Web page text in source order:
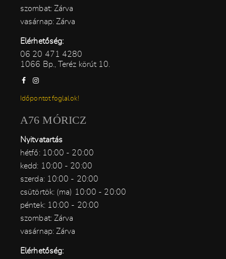
szombat: Zárva
vasárnap: Zárva
Elérhetőség:
06 20 471 4280
1066 Bp., Teréz körút 10.
Időpontot foglalok!
A76 MÓRICZ
Nyitvatartás
hétfő: 10:00 - 20:00
kedd: 10:00 - 20:00
szerda: 10:00 - 20:00
csütörtök: (ma) 10:00 - 20:00
péntek: 10:00 - 20:00
szombat: Zárva
vasárnap: Zárva
Elérhetőség: